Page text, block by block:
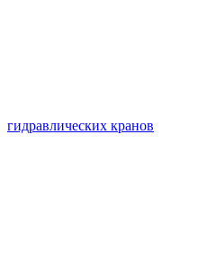
гидравлических кранов